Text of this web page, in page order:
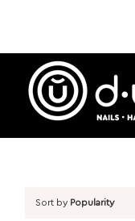
content
Sort by Popularity